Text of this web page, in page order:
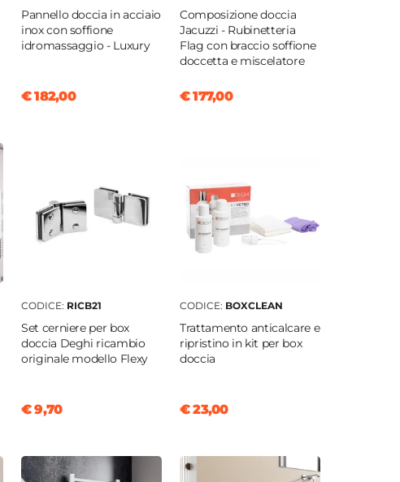
Pannello doccia in acciaio
inox con soffione
idromassaggio - Luxury
€ 182,00
Composizione doccia
Jacuzzi - Rubinetteria
Flag con braccio soffione
doccetta e miscelatore
€ 177,00
CODICE: RICB21
Set cerniere per box
doccia Deghi ricambio
originale modello Flexy
€ 9,70
CODICE: BOXCLEAN
Trattamento anticalcare e
ripristino in kit per box
doccia
€ 23,00